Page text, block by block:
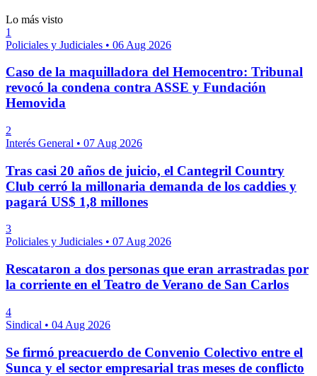
Lo más visto
1
Policiales y Judiciales • 06 Aug 2026
Caso de la maquilladora del Hemocentro: Tribunal
revocó la condena contra ASSE y Fundación
Hemovida
2
Interés General • 07 Aug 2026
Tras casi 20 años de juicio, el Cantegril Country
Club cerró la millonaria demanda de los caddies y
pagará US$ 1,8 millones
3
Policiales y Judiciales • 07 Aug 2026
Rescataron a dos personas que eran arrastradas por
la corriente en el Teatro de Verano de San Carlos
4
Sindical • 04 Aug 2026
Se firmó preacuerdo de Convenio Colectivo entre el
Sunca y el sector empresarial tras meses de conflicto